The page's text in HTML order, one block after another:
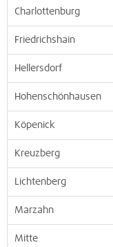
Charlottenburg
Friedrichshain
Hellersdorf
Hohenschönhausen
Köpenick
Kreuzberg
Lichtenberg
Marzahn
Mitte